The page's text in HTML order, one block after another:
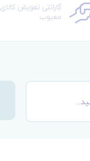
گارانتی تعویض کالای
معیوب